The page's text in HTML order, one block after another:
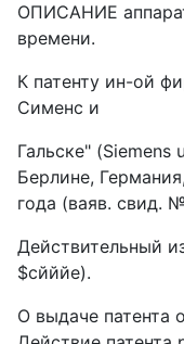
ОПИСАНИЕ
времени.
К патенту ин-ой
Сименс и
Гальске" (Siemens
Берлине,
года (ваяв. свид.
Действительный
$сйййе).
О выдаче патента